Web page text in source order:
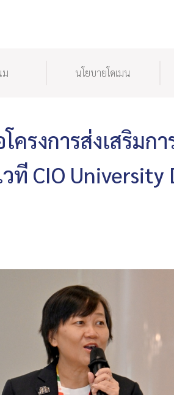
ม นโยบายโดเมน
รงการส่งเสริมกา
ที CIO University